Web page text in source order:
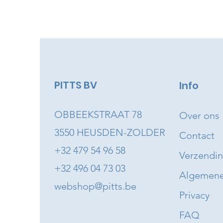
PITTS BV
OBBEEKSTRAAT 78
3550 HEUSDEN-ZOLDER
+32 479 54 96 58
+32 496 04 73 03
webshop@pitts.be
Info
Over ons
Contact
Privacy
FAQ